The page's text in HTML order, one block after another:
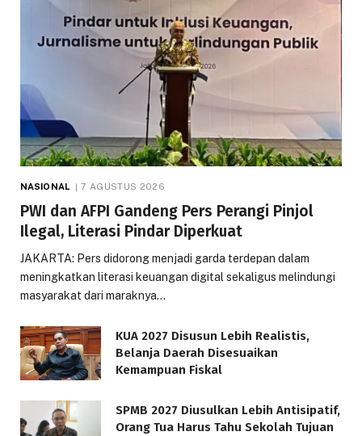
NASIONAL 7 AGUSTUS 2026
PWI dan AFPI Gandeng Pers Perangi Pinjol
Ilegal, Literasi Pindar Diperkuat
JAKARTA: Pers didorong menjadi garda terdepan dalam
meningkatkan literasi keuangan digital sekaligus melindungi
masyarakat dari maraknya…
KUA 2027 Disusun Lebih Realistis,
Belanja Daerah Disesuaikan
Kemampuan Fiskal
SPMB 2027 Diusulkan Lebih Antisipatif,
Orang Tua Harus Tahu Sekolah Tujuan